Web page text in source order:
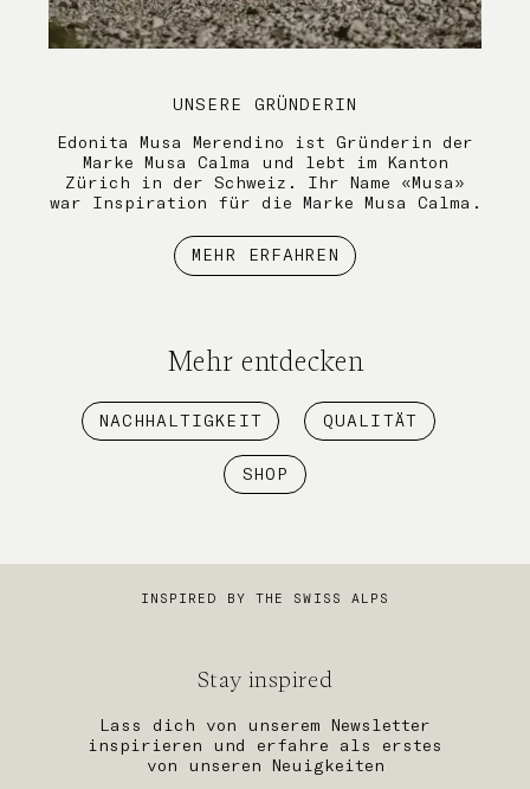
UNSERE GRÜNDERIN
Edonita Musa Merendino ist Gründerin der
Marke Musa Calma und lebt im Kanton
Zürich in der Schweiz. Ihr Name «Musa»
war Inspiration für die Marke Musa Calma.
MEHR ERFAHREN
Mehr entdecken
NACHHALTIGKEIT QUALITÄT
SHOP
INSPIRED BY THE SWISS ALPS
Stay inspired
Lass dich von unserem Newsletter
inspirieren und erfahre als erstes
von unseren Neuigkeiten